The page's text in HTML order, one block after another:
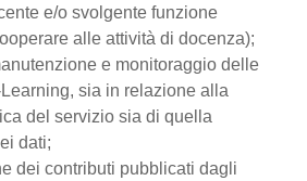
e/o svolgente funzione
alle attività di docenza);
e monitoraggio delle
sia in relazione alla
del servizio sia di quella
dati;
dei contributi pubblicati dagli